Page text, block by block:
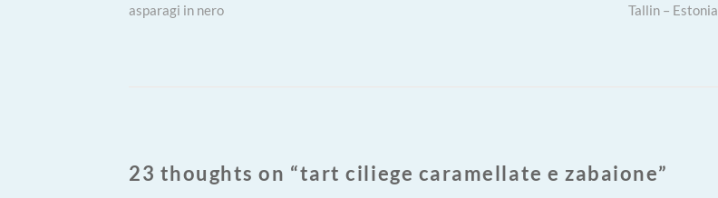
articoli
Previous
asparagi in nero Tallin – Estonia
23 thoughts on “tart ciliege caramellate e zabaione”